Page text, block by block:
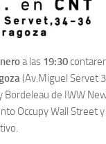
a las 19:30
(Av.Miguel Servet
Bordeleau de IWW
Occupy Wall Street